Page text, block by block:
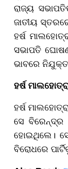
ରାଜ୍ୟ
ଜାତୀୟ
ହର୍ଷ
ସଭାପତି
ଭାବରେ ନିଯୁକ୍ତ
ହର୍ଷ
ହର୍ଷ
ସେ ବିରେନ୍ଦ୍ର
ହୋଇଥିଲେ।
ବିରୋଧରେ